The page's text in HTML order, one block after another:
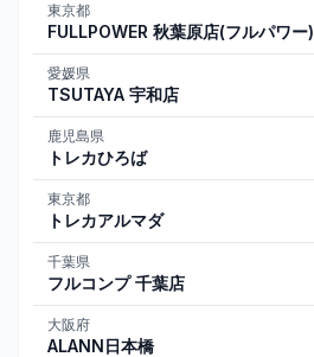
東京都
FULLPOWER 秋葉原店(フルパワー)
愛媛県
TSUTAYA 宇和店
鹿児島県
トレカひろば
東京都
トレカアルマダ
千葉県
フルコンプ 千葉店
大阪府
ALANN日本橋